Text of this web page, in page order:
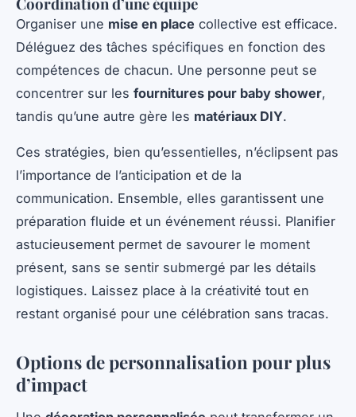
Organiser une mise en place collective est efficace.
Déléguez des tâches spécifiques en fonction des
compétences de chacun. Une personne peut se
concentrer sur les fournitures pour baby shower,
tandis qu’une autre gère les matériaux DIY.
Ces stratégies, bien qu’essentielles, n’éclipsent pas
l’importance de l’anticipation et de la
communication. Ensemble, elles garantissent une
préparation fluide et un événement réussi. Planifier
astucieusement permet de savourer le moment
présent, sans se sentir submergé par les détails
logistiques. Laissez place à la créativité tout en
restant organisé pour une célébration sans tracas.
Options de personnalisation pour plus
d’impact